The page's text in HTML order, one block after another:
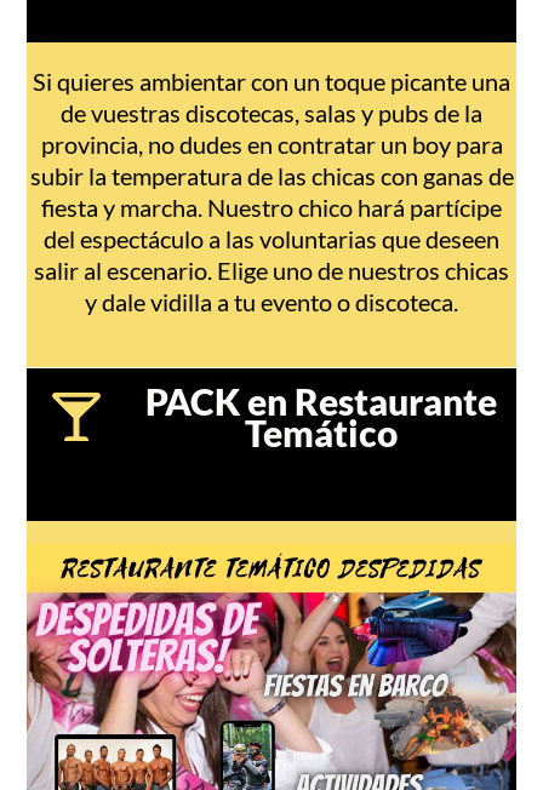
Si quieres ambientar con un toque picante una
de vuestras discotecas, salas y pubs de la
provincia, no dudes en contratar un boy para
subir la temperatura de las chicas con ganas de
fiesta y marcha. Nuestro chico hará partícipe
del espectáculo a las voluntarias que deseen
salir al escenario. Elige uno de nuestros chicas
y dale vidilla a tu evento o discoteca.
PACK en Restaurante
Temático